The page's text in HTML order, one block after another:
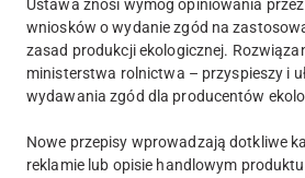
Ustawa znosi wymóg opiniowania
wniosków o wydanie zgód na
zasad produkcji ekologicznej.
ministerstwa rolnictwa – przyspieszy i
wydawania zgód dla producentów
Nowe przepisy wprowadzają dotkliwe
reklamie lub opisie handlowym